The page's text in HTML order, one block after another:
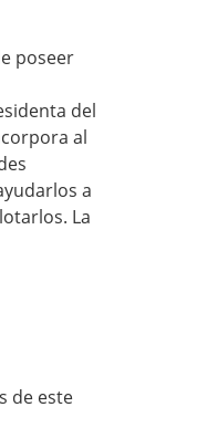
poseer
del
al
a
La
de este